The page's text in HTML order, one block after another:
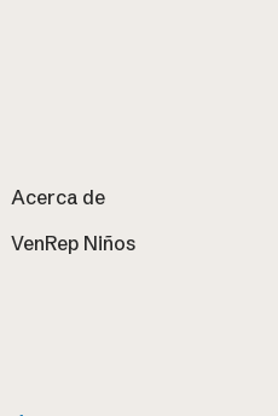
Acerca de
VenRep Niños